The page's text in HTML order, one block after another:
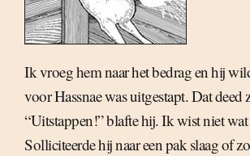
Ik vroeg hem naar het bedrag en hij
voor Hassnae was uitgestapt. Dat deed
“Uitstappen!” blafte hij. Ik wist niet
Solliciteerde hij naar een pak slaag of